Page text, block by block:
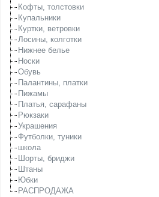
Кофты, толстовки
Купальники
Куртки, ветровки
Лосины, колготки
Нижнее белье
Носки
Обувь
Палантины, платки
Пижамы
Платья, сарафаны
Рюкзаки
Украшения
Футболки, туники
школа
Шорты, бриджи
Штаны
Юбки
РАСПРОДАЖА